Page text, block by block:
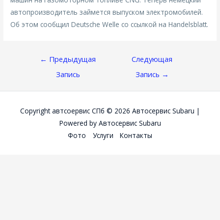
автопроизводитель займется выпуском электромобилей.
Об этом сообщил Deutsche Welle со ссылкой на Handelsblatt.
Навигация
Записям
← Предыдущая
Запись
Следующая
Запись →
Copyright автсоервис СПб © 2026 Автосервис Subaru |
Powered by Автосервис Subaru
Фото
Услуги Контакты